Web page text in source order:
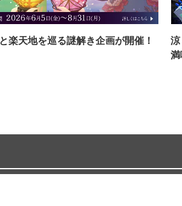
楽天地を巡る謎解き企画が開催！